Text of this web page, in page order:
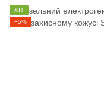
ХІТ
−5%